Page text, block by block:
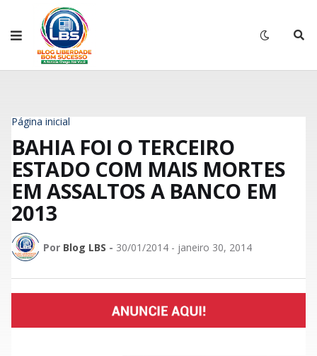
Página inicial
BAHIA FOI O TERCEIRO
ESTADO COM MAIS MORTES
EM ASSALTOS A BANCO EM
2013
Por Blog LBS - 30/01/2014 - janeiro 30, 2014